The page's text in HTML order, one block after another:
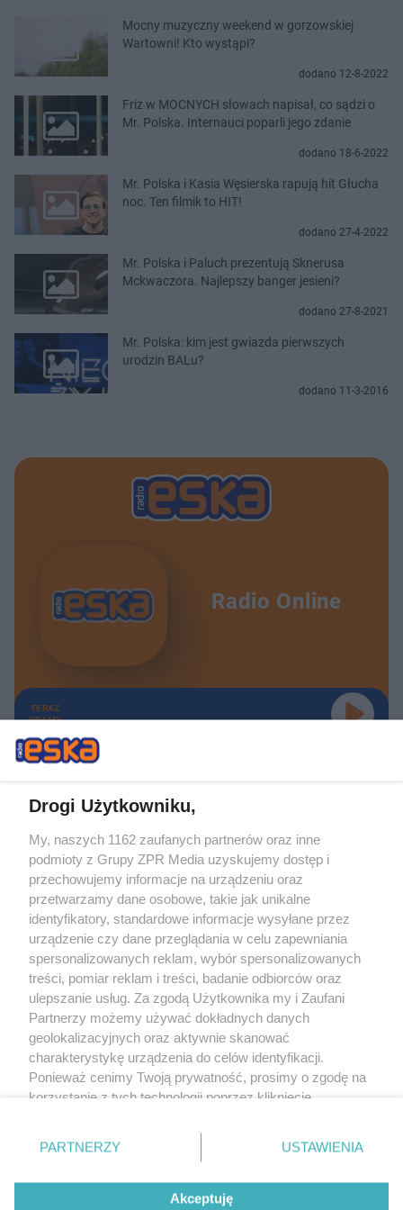
Mocny muzyczny weekend w gorzowskiej
Wartowni! Kto wystąpi?
dodano 12-8-2022
Friz w MOCNYCH słowach napisał, co sądzi o
Mr. Polska. Internauci poparli jego zdanie
dodano 18-6-2022
Mr. Polska i Kasia Węsierska rapują hit Głucha
noc. Ten filmik to HIT!
dodano 27-4-2022
Mr. Polska i Paluch prezentują Sknerusa
Mckwaczora. Najlepszy banger jesieni?
dodano 27-8-2021
Mr. Polska: kim jest gwiazda pierwszych
urodzin BALu?
dodano 11-3-2016
Radio Online
TERAZ
GRAMY
Żaden utwór zamieszczony w serwisie nie może być powielany i
rozpowszechniany lub dalej rozpowszechniany w jakikolwiek sposób (w
tym także elektroniczny lub mechaniczny) na jakimkolwiek polu
eksploatacji w jakiejkolwiek formie, włącznie z umieszczaniem w Internecie
bez pisemnej zgody właściciela praw. Jakiekolwiek użycie lub
wykorzystanie utworów w całości lub w części z naruszeniem prawa, tzn.
bez właściwej zgody, jest zabronione pod groźbą kary i może być ścigane
prawnie.
O nas
Drogi Użytkowniku,
My, naszych 1162 zaufanych partnerów oraz inne
podmioty z Grupy ZPR Media uzyskujemy dostęp i
przechowujemy informacje na urządzeniu oraz
przetwarzamy dane osobowe, takie jak unikalne
identyfikatory, standardowe informacje wysyłane przez
urządzenie czy dane przeglądania w celu zapewniania
spersonalizowanych reklam, wybór spersonalizowanych
treści, pomiar reklam i treści, badanie odbiorców oraz
ulepszanie usług. Za zgodą Użytkownika my i Zaufani
Partnerzy możemy używać dokładnych danych
geolokalizacyjnych oraz aktywnie skanować
charakterystykę urządzenia do celów identyfikacji.
Ponieważ cenimy Twoją prywatność, prosimy o zgodę na
korzystanie z tych technologii poprzez kliknięcie
zmienić/wycofać klikając przycisk ustawień prywatności
znajdujący się w lewym dolnym rogu strony
rodzaje przetwarzania danych nie wymagają zgody
użytkownika, ale masz prawo sprzeciwić się takiemu
PARTNERZY USTAWIENIA
Akceptuję